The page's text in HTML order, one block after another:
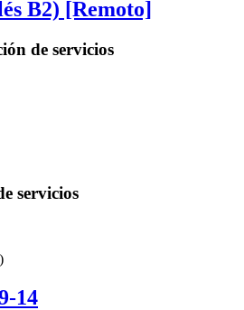
B2) [Remoto]
de servicios
servicios
14